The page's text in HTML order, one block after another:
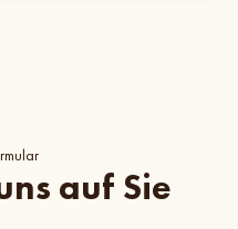
auf Sie